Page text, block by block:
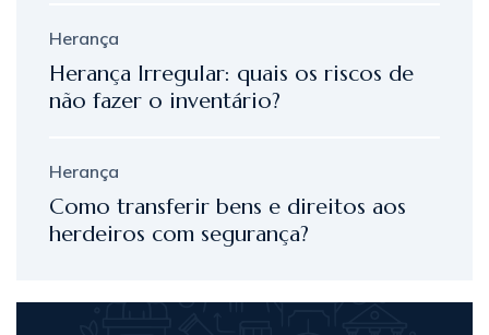
Herança
Herança Irregular: quais os riscos de
não fazer o inventário?
Herança
Como transferir bens e direitos aos
herdeiros com segurança?